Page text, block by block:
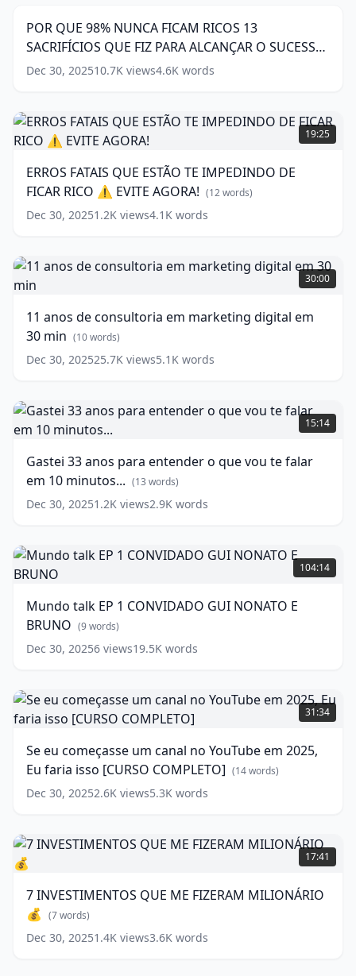
DE
VENDAS
🧠
(13
FICAM
RICOS
13
SACRIFÍCIOS
FIZ
PARA
ALCANÇAR
SUCESSO
🚀
words)
POR QUE 98% NUNCA FICAM RICOS 13
SACRIFÍCIOS QUE FIZ PARA ALCANÇAR O SUCESSO
🚀 (15 words)
Dec 30, 202510.7K views4.6K words
ERROS
FATAIS
QUE
TE
IMPEDINDO
DE
FICAR
⚠️
EVITE
AGORA!
words)
19:25
ERROS FATAIS QUE ESTÃO TE IMPEDINDO DE
FICAR RICO ⚠️ EVITE AGORA! (12words)
Dec 30, 20251.2K views4.1K words
11
anos
de
em
marketing
digital
em
min
words)
30:00
11 anos de consultoria em marketing digital em
30 min (10words)
Dec 30, 202525.7K views5.1K words
Gastei
33
anos
entender
o
que
vou
falar
em 10 minutos...
(13
15:14
Gastei 33 anos para entender o que vou te falar
em 10 minutos... (13 words)
Dec 30, 20251.2K views2.9K words
Mundo
talk
EP
CONVIDADO
GUI
NONATO
E
words)
104:14
Mundo talk EP 1 CONVIDADO GUI NONATO E
BRUNO (9words)
Dec 30, 20256 views19.5K words
Se
eu
começasse
canal
no
YouTube
em
Eu
faria
isso
COMPLETO]
(14
31:34
Se eu começasse um canal no YouTube em 2025,
Eu faria isso [CURSO COMPLETO] (14words)
Dec 30, 20252.6K views5.3K words
7
INVESTIMENTOS
QUE
FIZERAM
MILIONÁRIO
💰
17:41
7 INVESTIMENTOS QUE ME FIZERAM MILIONÁRIO
💰 (7words)
Dec 30, 20251.4K views3.6K words